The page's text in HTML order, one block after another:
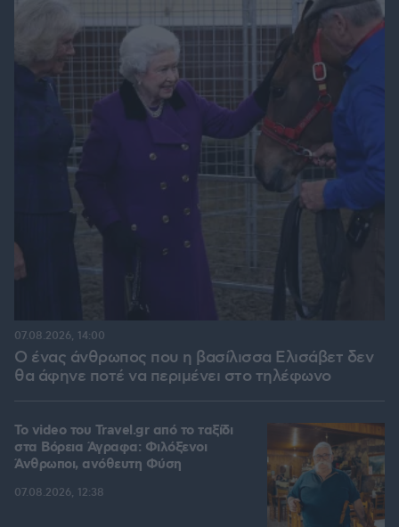
Ο ένας άνθρωπος που η βασίλισσα Ελισάβετ δεν
θα άφηνε ποτέ να περιμένει στο τηλέφωνο
07.08.2026, 14:00
To video του Travel.gr από το ταξίδι
στα Βόρεια Άγραφα: Φιλόξενοι
Άνθρωποι, ανόθευτη Φύση
07.08.2026, 12:38